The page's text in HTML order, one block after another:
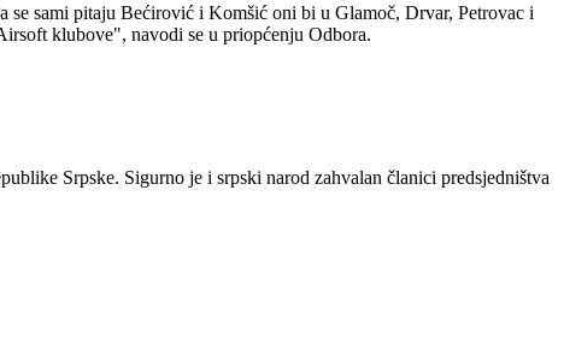
sami pitaju Bećirović i Komšić oni bi u Glamoč, Drvar, Petrovac i
klubove", navodi se u priopćenju Odbora.
Srpske. Sigurno je i srpski narod zahvalan članici predsjedništva